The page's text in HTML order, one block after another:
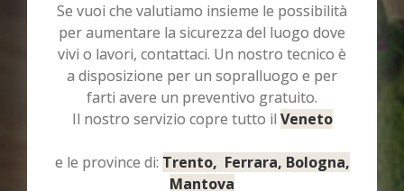
Se vuoi che valutiamo insieme le possibilità
per aumentare la sicurezza del luogo dove
vivi o lavori, contattaci. Un nostro tecnico è
a disposizione per un sopralluogo e per
farti avere un preventivo gratuito.
Il nostro servizio copre tutto il Veneto
e le province di: Trento, Ferrara, Bologna,
Mantova